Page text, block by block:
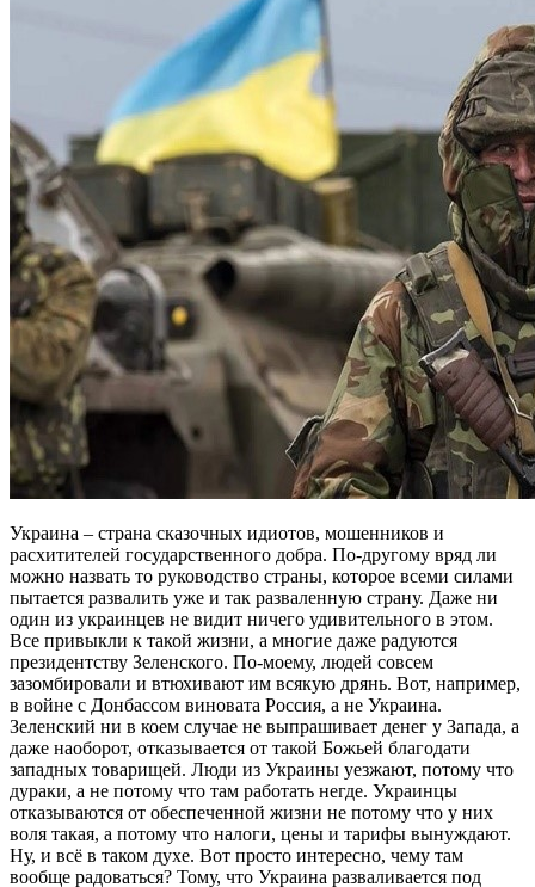
Украина – страна сказочных идиотов, мошенников и
расхитителей государственного добра. По-другому вряд ли
можно назвать то руководство страны, которое всеми силами
пытается развалить уже и так разваленную страну. Даже ни
один из украинцев не видит ничего удивительного в этом.
Все привыкли к такой жизни, а многие даже радуются
президентству Зеленского. По-моему, людей совсем
зазомбировали и втюхивают им всякую дрянь. Вот, например,
в войне с Донбассом виновата Россия, а не Украина.
Зеленский ни в коем случае не выпрашивает денег у Запада, а
даже наоборот, отказывается от такой Божьей благодати
западных товарищей. Люди из Украины уезжают, потому что
дураки, а не потому что там работать негде. Украинцы
отказываются от обеспеченной жизни не потому что у них
воля такая, а потому что налоги, цены и тарифы вынуждают.
Ну, и всё в таком духе. Вот просто интересно, чему там
вообще радоваться? Тому, что Украина разваливается под